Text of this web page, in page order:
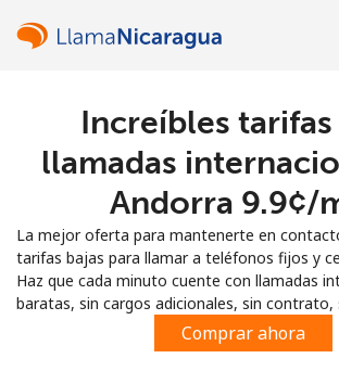
¡Bienvenido!
Regístrate con
Increíbles tarifas
llamadas
Andorra ⁦9.9¢⁩/
La mejor oferta para mantenerte en
tarifas bajas para llamar a teléfonos fijos y
Haz que cada minuto cuente con llamadas
baratas, sin cargos adicionales, sin contrato,
Comprar ahora